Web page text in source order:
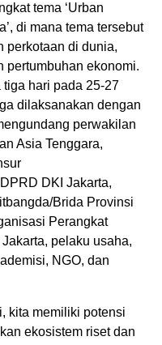
tema ‘Urban
di mana tema tersebut
perkotaan di dunia,
pertumbuhan ekonomi.
hari pada 25-27
dilaksanakan dengan
perwakilan
Asia Tenggara,
DKI Jakarta,
Brida Provinsi
Perangkat
pelaku usaha,
NGO, dan
kita memiliki potensi
ekosistem riset dan